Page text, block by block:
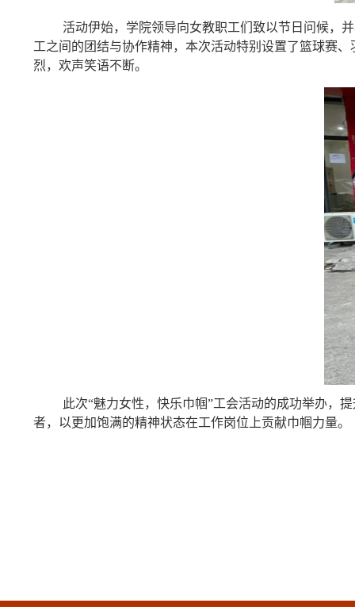
活动伊始，学院领导向女教职工们致以节日问候，
工之间的团结与协作精神，本次活动特别设置了篮球赛
烈，欢声笑语不断。
此次“魅力女性，快乐巾帼”工会活动的成功举办，
者，以更加饱满的精神状态在工作岗位上贡献巾帼力量。